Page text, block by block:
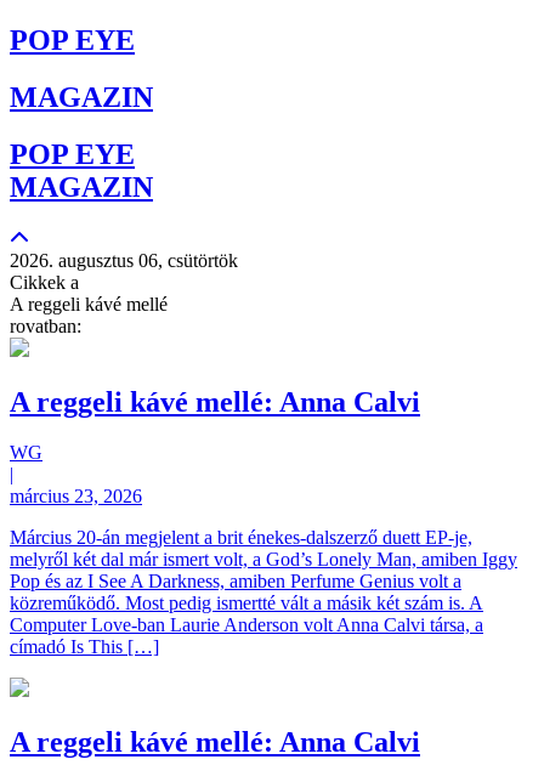
POP EYE
MAGAZIN
POP EYE
MAGAZIN
2026. augusztus 06, csütörtök
Cikkek a
A reggeli kávé mellé
rovatban:
A reggeli kávé mellé: Anna Calvi
WG
|
március 23, 2026
Március 20-án megjelent a brit énekes-dalszerző duett EP-je,
melyről két dal már ismert volt, a God’s Lonely Man, amiben Iggy
Pop és az I See A Darkness, amiben Perfume Genius volt a
közreműködő. Most pedig ismertté vált a másik két szám is. A
Computer Love-ban Laurie Anderson volt Anna Calvi társa, a
címadó Is This […]
A reggeli kávé mellé: Anna Calvi